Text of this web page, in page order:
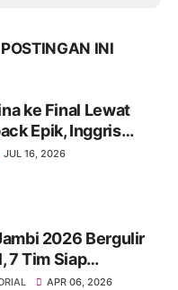
INI
ke Final Lewat
Epik, Inggris
1-2 Dalam Drama
JUL 16, 2026
2026 Bergulir
7 Tim Siap
Rebut Tiket
APR 06, 2026